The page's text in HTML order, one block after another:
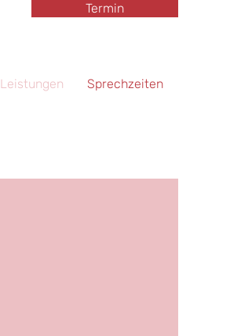
Termin
Leistungen Sprechzeiten